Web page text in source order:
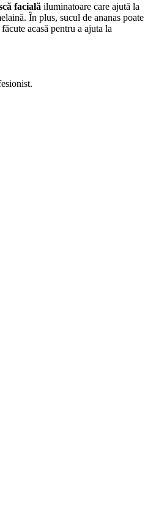
facială iluminatoare care ajută la
În plus, sucul de ananas poate
acasă pentru a ajuta la